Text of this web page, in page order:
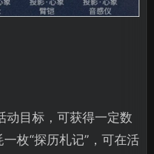
动目标，可获得一定数
枚“探历札记”，可在活